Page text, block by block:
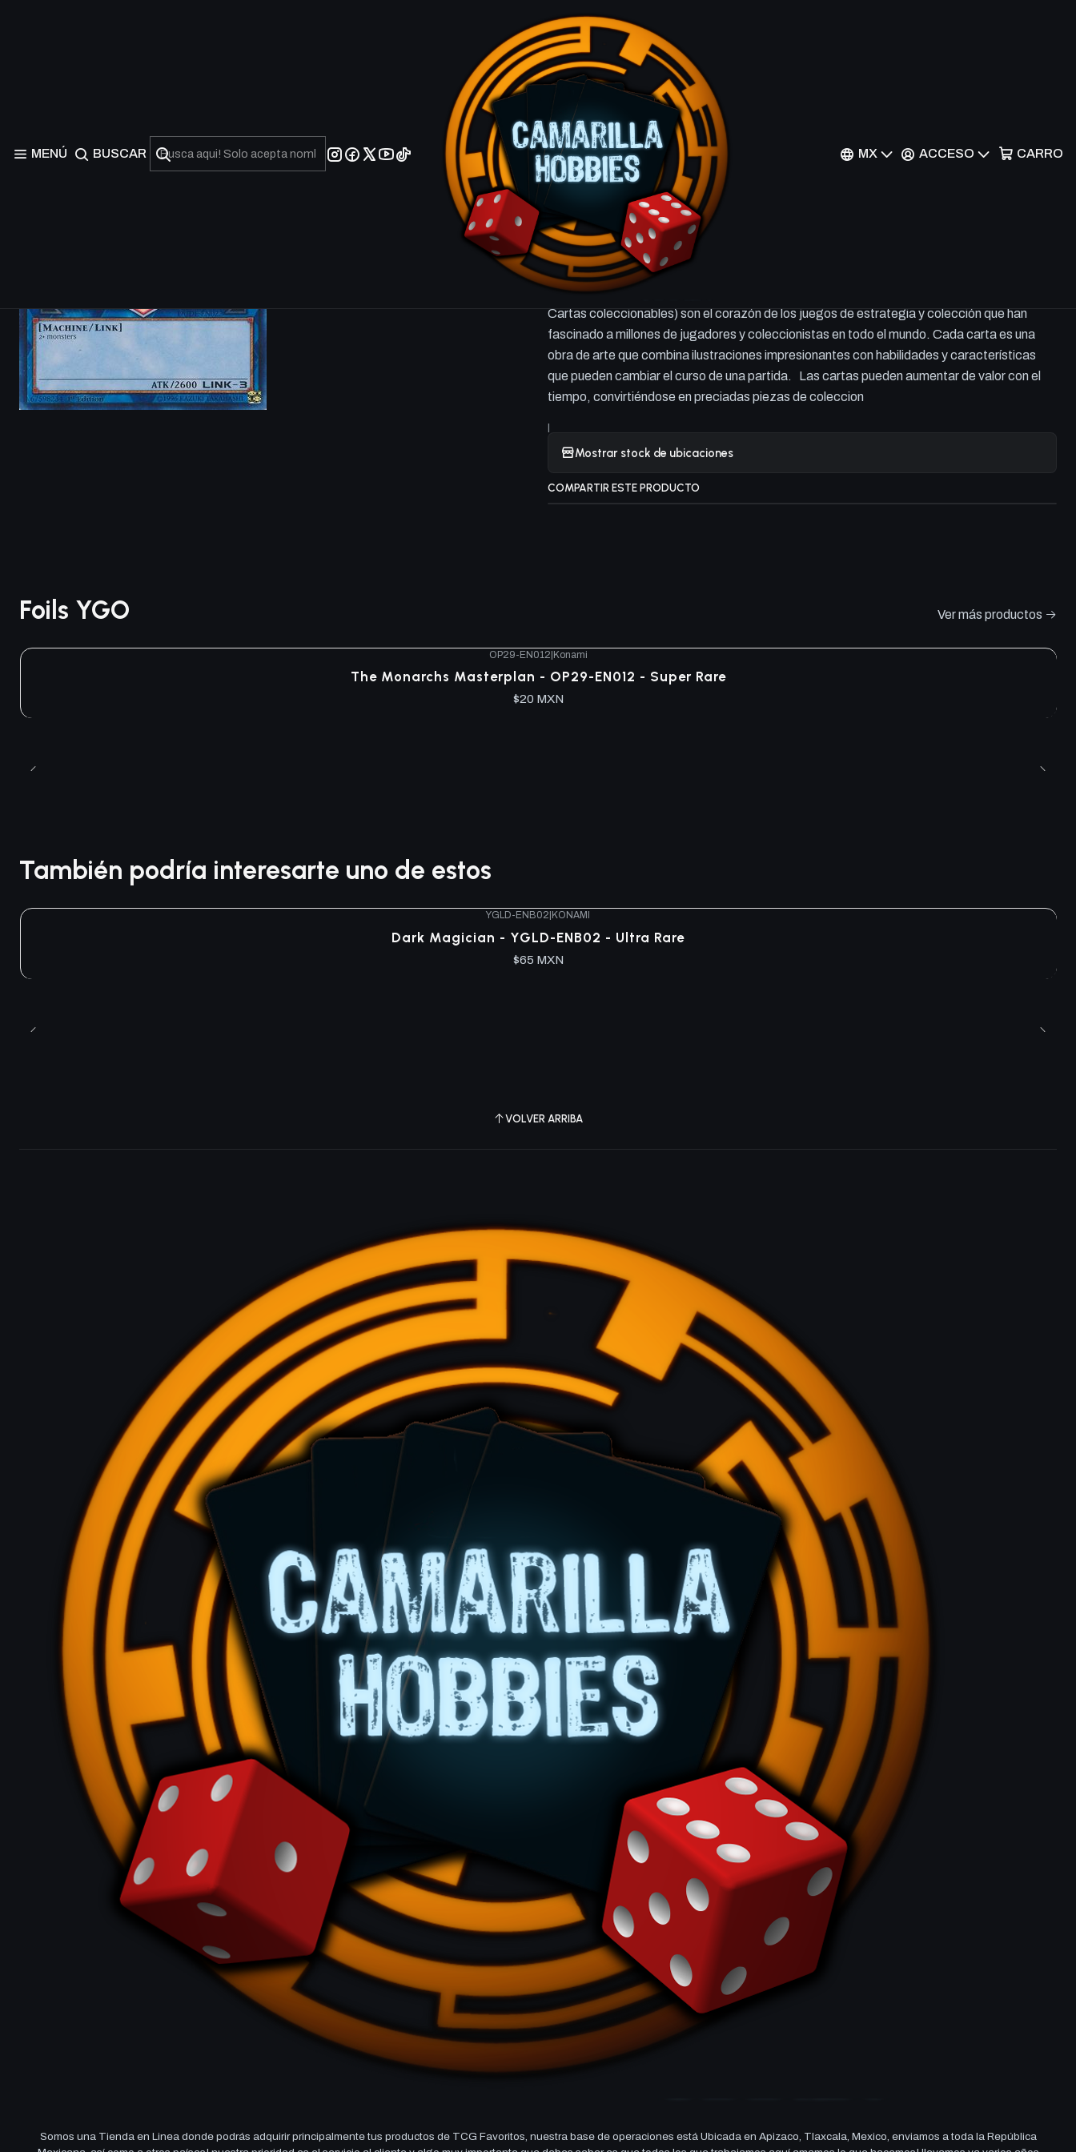
MENÚ BUSCAR MX ACCESO CARRO
Gaia Saber, the Lightning Shadow
- DUDE-EN022 - Ultra Rare
VERSIÓN
Ingles Español
Cantidad
Agregar al Carrito
DESCRIPCIÓN
Carta de Yu-Gi-Oh! TCG Original. Las cartas TCG (Trading Card Game) o JCC (Juego de
Cartas coleccionables) son el corazón de los juegos de estrategia y colección que han
fascinado a millones de jugadores y coleccionistas en todo el mundo. Cada carta es una
obra de arte que combina ilustraciones impresionantes con habilidades y características
que pueden cambiar el curso de una partida. Las cartas pueden aumentar de valor con el
tiempo, convirtiéndose en preciadas piezas de coleccion
|
Mostrar stock de ubicaciones
COMPARTIR ESTE PRODUCTO
Foils YGO Ver más productos
OP29-EN012 Konami
The Monarchs Masterplan - OP29-EN012 - Super Rare
$20 MXN
También podría interesarte uno de estos
YGLD-ENB02 KONAMI
Dark Magician - YGLD-ENB02 - Ultra Rare
$65 MXN
VOLVER ARRIBA
Somos una Tienda en Linea donde podrás adquirir principalmente tus productos de TCG Favoritos, nuestra base de operaciones está Ubicada en Apizaco, Tlaxcala, Mexico, enviamos a toda la República